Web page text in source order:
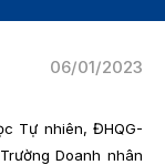
06/01/2023
Tự nhiên, ĐHQG-
Doanh nhân